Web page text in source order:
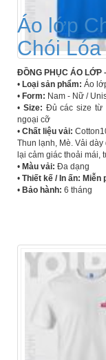
Áo lớp
Chói Lóa
ĐỒNG PHỤC ÁO LỚP
• Loại sản phẩm: Áo
• Form: Nam - Nữ /
• Size: Đủ các size từ
ngoại cỡ
•Chất liệu vải:
Thun lạnh, Mè. Vải
lại cảm giác thoải mái,
• Màu vải: Đa dạng
• Thiết kế / In ấn: Miễn
• Bảo hành: 6 tháng